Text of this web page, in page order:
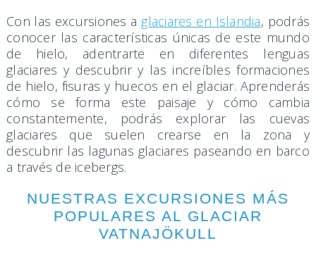
Con las excursiones a glaciares en Islandia, podrás
conocer las características únicas de este mundo
de hielo, adentrarte en diferentes lenguas
glaciares y descubrir y las increíbles formaciones
de hielo, fisuras y huecos en el glaciar. Aprenderás
cómo se forma este paisaje y cómo cambia
constantemente, podrás explorar las cuevas
glaciares que suelen crearse en la zona y
descubrir las lagunas glaciares paseando en barco
a través de icebergs.
NUESTRAS EXCURSIONES MÁS
POPULARES AL GLACIAR
VATNAJÖKULL